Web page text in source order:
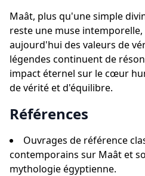
Maât, plus qu'une simple
reste une muse
aujourd'hui des valeurs de
légendes continuent de
impact éternel sur le cœur
de vérité et d'équilibre.
Références
Ouvrages de référence
contemporains sur Maât et
mythologie égyptienne.